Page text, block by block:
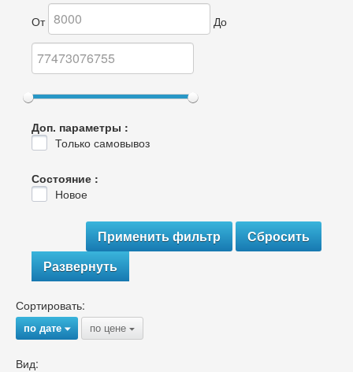
От
До
Доп. параметры :
Только самовывоз
Состояние :
Новое
Развернуть
Сортировать:
по дате{ по цене {
Вид: